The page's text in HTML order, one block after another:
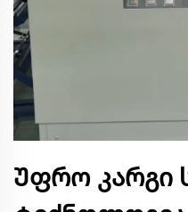
Უფრო კარგი